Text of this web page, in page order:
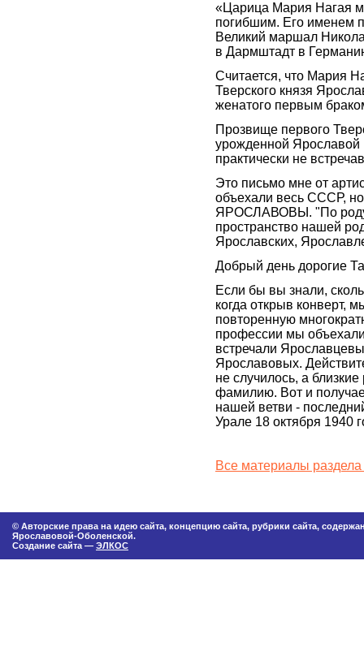
«Царица Мария Нагая
погибшим. Его именем
Великий маршал
в Дармштадт в
Считается, что Мария
Тверского князя
женатого первым
Прозвище первого
урожденной Ярославой
практически не
Это письмо мне от
объехали весь СССР,
ЯРОСЛАВОВЫ. "По роду
пространство нашей
Ярославских,
Добрый день дорогие
Если бы вы знали,
когда открыв
повторенную
профессии мы
встречали
Ярославовых.
не случилось, а
фамилию. Вот и
нашей ветви -
Урале 18 октября 1940
Все материалы
© Авторские права на идею сайта, концепцию сайта, рубрики сайта,
Ярославовой-Оболенской.
Создание сайта — ЭЛКОС